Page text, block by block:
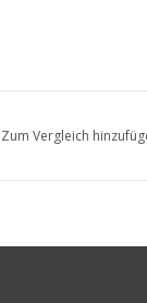
Zum Vergleich